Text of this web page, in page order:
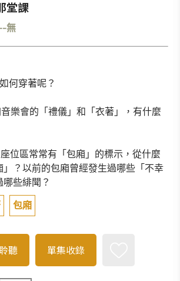
堂課
無
何穿著呢？
樂會的「禮儀」和「衣著」，有什麼
位區常常有「包廂」的標示，從什麼
」？以前的包廂曾經發生過哪些「不幸
些緋聞？
包廂
聽 單集收錄